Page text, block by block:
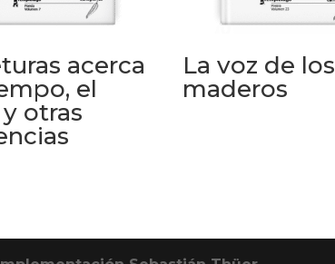
acerca
el
otras
La voz de los
maderos